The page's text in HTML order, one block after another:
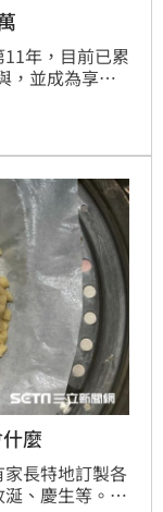
11年，目前已累
，並成為享譽
取消50歲年齡
盛舉！
麼
長特地訂製各
、慶生等。過